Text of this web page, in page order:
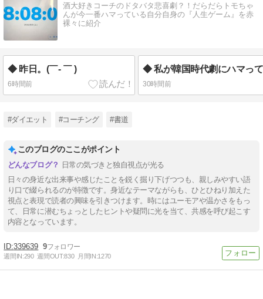
酒大好きコーチのドタバタ悲喜劇？！だらだらトモちゃ
んが今一番ハマっている自分自身の『人生ゲーム』を赤
裸々に紹介
◆ 昨日。(￣- ￣ )
6時間前 30時間前
#ダイエット #コーチング #書道
このブログのここがポイント
日常の気づきと独自視点が光る
日々の身近な出来事や感じたことを鋭く掘り下げつつも、親しみやすい語
り口で綴られるのが特徴です。身近なテーマながらも、ひとひねり加えた
視点と表現で読者の興味を引きつけます。時にはユーモアや温かさをもっ
て、日常に潜むちょっとしたヒントや疑問に光を当て、共感を呼び起こす
内容となっています。
339639 9
週間IN:290 週間OUT:830 月間IN:1270